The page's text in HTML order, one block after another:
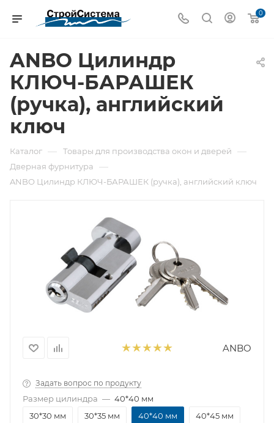
0
ANBO Цилиндр
КЛЮЧ-БАРАШЕК
(ручка), английский
ключ
Каталог — Товары для производства окон и дверей —
Дверная фурнитура —
ANBO Цилиндр КЛЮЧ-БАРАШЕК (ручка), английский ключ
ANBO
Задать вопрос по продукту
Размер цилиндра — 40*40 мм
30*30 мм
30*35 мм 40*40 мм 40*45 мм